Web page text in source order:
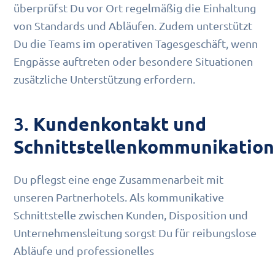
überprüfst Du vor Ort regelmäßig die Einhaltung
von Standards und Abläufen. Zudem unterstützt
Du die Teams im operativen Tagesgeschäft, wenn
Engpässe auftreten oder besondere Situationen
zusätzliche Unterstützung erfordern.
3. Kundenkontakt und
Schnittstellenkommunikation
Du pflegst eine enge Zusammenarbeit mit
unseren Partnerhotels. Als kommunikative
Schnittstelle zwischen Kunden, Disposition und
Unternehmensleitung sorgst Du für reibungslose
Abläufe und professionelles